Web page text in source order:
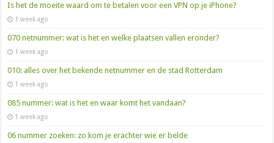
Is het de moeite waard om te betalen voor een VPN op je iPhone?
1 week ago
070 netnummer: wat is het en welke plaatsen vallen eronder?
1 week ago
010: alles over het bekende netnummer en de stad Rotterdam
1 week ago
085 nummer: wat is het en waar komt het vandaan?
1 week ago
06 nummer zoeken: zo kom je erachter wie er belde